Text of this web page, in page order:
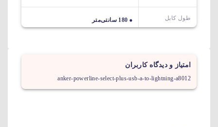
طول کابل 180 سانتی‌متر
امتیاز و دیدگاه کاربران
anker-powerline-select-plus-usb-a-to-lightning-a8012